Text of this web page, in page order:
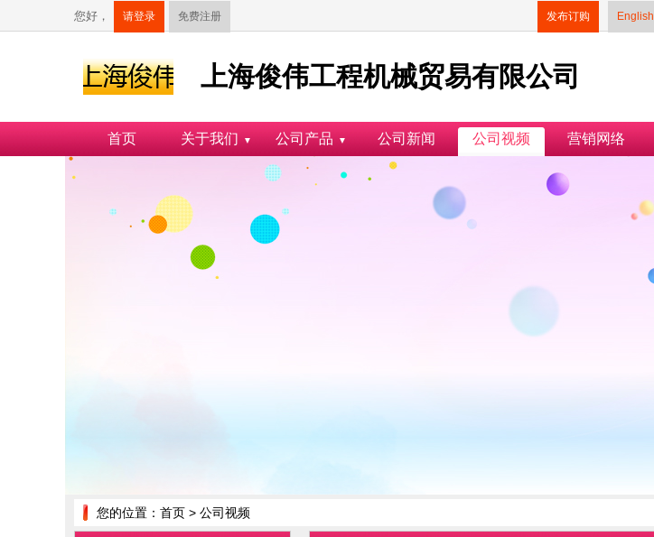
您好， 请登录 免费注册 发布订购 English
上海俊伟工程机械贸易有限公司
首页 关于我们 ▼ 公司产品 ▼ 公司新闻 公司视频 营销网络
您的位置： 首页 > 公司视频